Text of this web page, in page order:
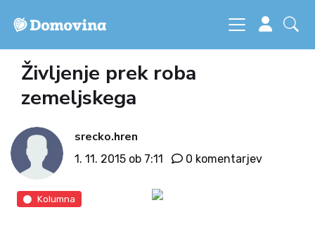
Življenje prek roba
zemeljskega
srecko.hren
1. 11. 2015 ob 7:11 0 komentarjev
Kolumna